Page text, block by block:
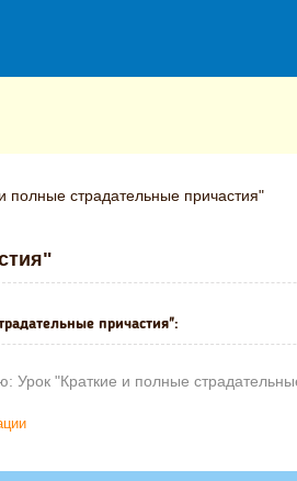
полные страдательные причастия"
причастия":
Урок "Краткие и полные